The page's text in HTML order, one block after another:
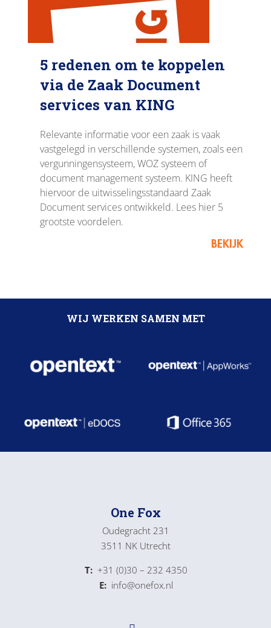
5 redenen om te koppelen
via de Zaak Document
services van KING
Relevante informatie voor een zaak is vaak
vastgelegd in verschillende systemen, zoals een
vergunningensysteem, WOZ systeem of
document management systeem. KING heeft
hiervoor de uitwisselingsstandaard Zaak
Document services ontwikkeld. Lees hier 5
grootste voordelen.
BEKIJK
WIJ WERKEN SAMEN MET
One Fox
Oudegracht 231
3511 NK Utrecht
T: +31 (0)30 – 232 4350
E: info@onefox.nl